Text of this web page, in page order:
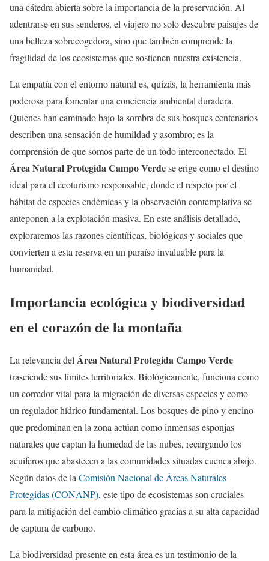
una cátedra abierta sobre la importancia de la preservación. Al
adentrarse en sus senderos, el viajero no solo descubre paisajes de
una belleza sobrecogedora, sino que también comprende la
fragilidad de los ecosistemas que sostienen nuestra existencia.
La empatía con el entorno natural es, quizás, la herramienta más
poderosa para fomentar una conciencia ambiental duradera.
Quienes han caminado bajo la sombra de sus bosques centenarios
describen una sensación de humildad y asombro; es la
comprensión de que somos parte de un todo interconectado. El
Área Natural Protegida Campo Verdese erige como el destino
ideal para el ecoturismo responsable, donde el respeto por el
hábitat de especies endémicas y la observación contemplativa se
anteponen a la explotación masiva. En este análisis detallado,
exploraremos las razones científicas, biológicas y sociales que
convierten a esta reserva en un paraíso invaluable para la
humanidad.
Importancia ecológica y biodiversidad
en el corazón de la montaña
La relevancia del Área Natural Protegida Campo Verde
trasciende sus límites territoriales. Biológicamente, funciona como
un corredor vital para la migración de diversas especies y como
un regulador hídrico fundamental. Los bosques de pino y encino
que predominan en la zona actúan como inmensas esponjas
naturales que captan la humedad de las nubes, recargando los
acuíferos que abastecen a las comunidades situadas cuenca abajo.
Según datos de la Comisión Nacional de Áreas Naturales
Protegidas (CONANP), este tipo de ecosistemas son cruciales
para la mitigación del cambio climático gracias a su alta capacidad
de captura de carbono.
La biodiversidad presente en esta área es un testimonio de la